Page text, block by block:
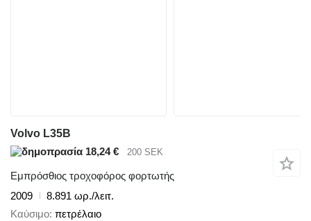
Volvo L35B
18,24 €
200 SEK
Εμπρόσθιος τροχοφόρος φορτωτής
2009
8.891 ωρ./λειτ.
Καύσιμο πετρέλαιο